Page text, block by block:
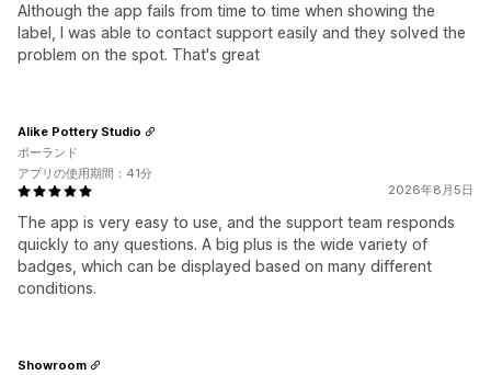
Although the app fails from time to time when showing the
label, I was able to contact support easily and they solved the
problem on the spot. That's great
2026年8月5日
The app is very easy to use, and the support team responds
quickly to any questions. A big plus is the wide variety of
badges, which can be displayed based on many different
conditions.
Alike Pottery Studio
ポーランド
アプリの使用期間：41分
Showroom